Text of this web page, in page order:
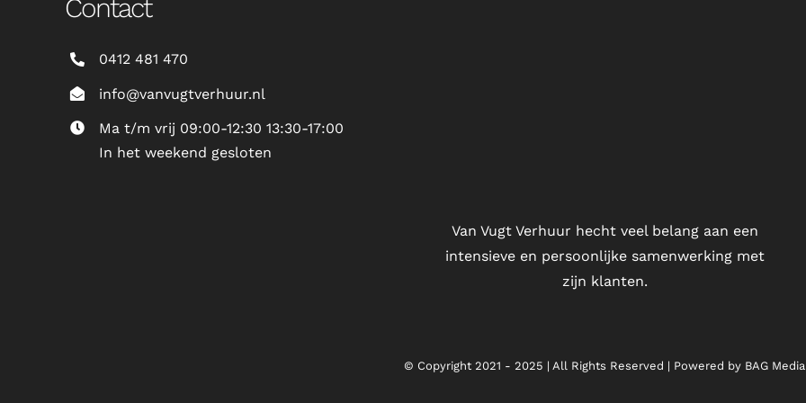
Contact
0412 481 470
info@vanvugtverhuur.nl
Ma t/m vrij 09:00-12:30 13:30-17:00
In het weekend gesloten
Van Vugt Verhuur hecht veel belang aan een
intensieve en persoonlijke samenwerking met
zijn klanten.
© Copyright 2021 - 2025 | All Rights Reserved | Powered by BAG Media